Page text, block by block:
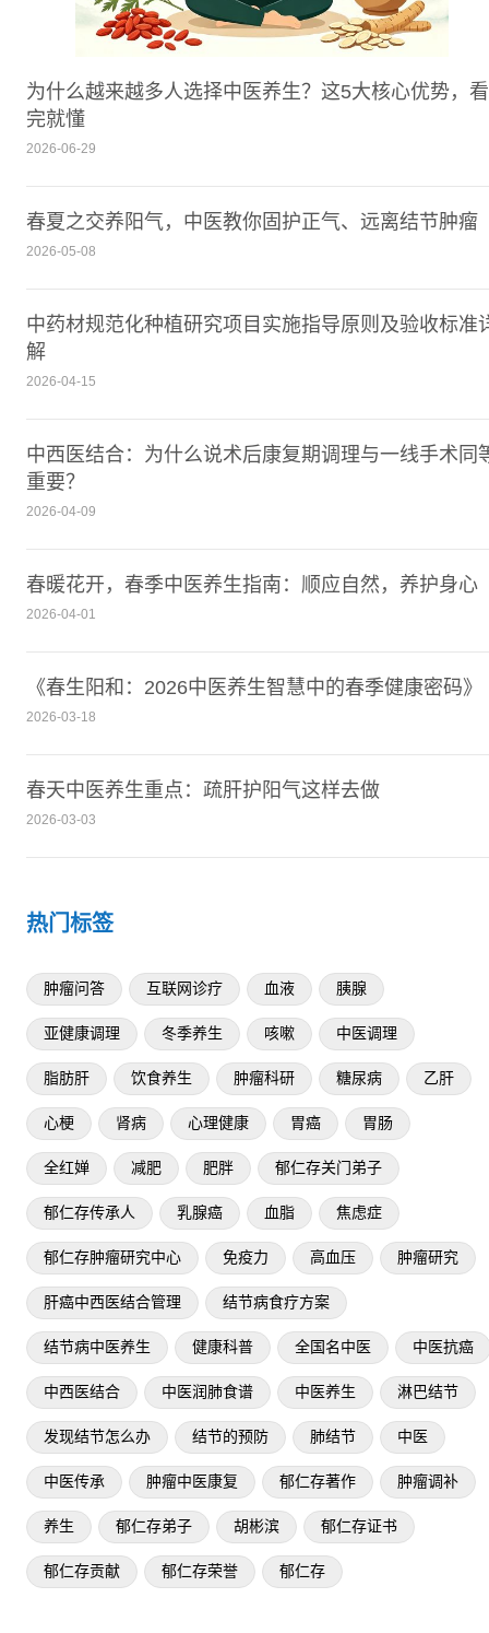
为什么越来越多人选择中医养生？这5大核心优势，看
完就懂
2026-06-29
春夏之交养阳气，中医教你固护正气、远离结节肿瘤
2026-05-08
中药材规范化种植研究项目实施指导原则及验收标准
解
2026-04-15
中西医结合：为什么说术后康复期调理与一线手术同
重要？
2026-04-09
春暖花开，春季中医养生指南：顺应自然，养护身心
2026-04-01
《春生阳和：2026中医养生智慧中的春季健康密码》
2026-03-18
春天中医养生重点：疏肝护阳气这样去做
2026-03-03
热门标签
肿瘤问答 互联网诊疗 血液 胰腺
亚健康调理 冬季养生 咳嗽 中医调理
脂肪肝 饮食养生 肿瘤科研 糖尿病 乙肝
心梗 肾病 心理健康 胃癌 胃肠
全红婵 减肥 肥胖 郁仁存关门弟子
郁仁存传承人 乳腺癌 血脂 焦虑症
郁仁存肿瘤研究中心 免疫力 高血压 肿瘤研究
肝癌中西医结合管理 结节病食疗方案
结节病中医养生 健康科普 全国名中医 中医抗癌
中西医结合 中医润肺食谱 中医养生 淋巴结节
发现结节怎么办 结节的预防 肺结节 中医
中医传承 肿瘤中医康复 郁仁存著作 肿瘤调补
养生 郁仁存弟子 胡彬滨 郁仁存证书
郁仁存贡献 郁仁存荣誉 郁仁存